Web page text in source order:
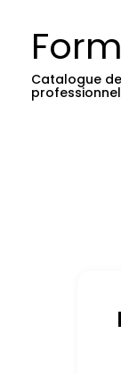
Catalogue